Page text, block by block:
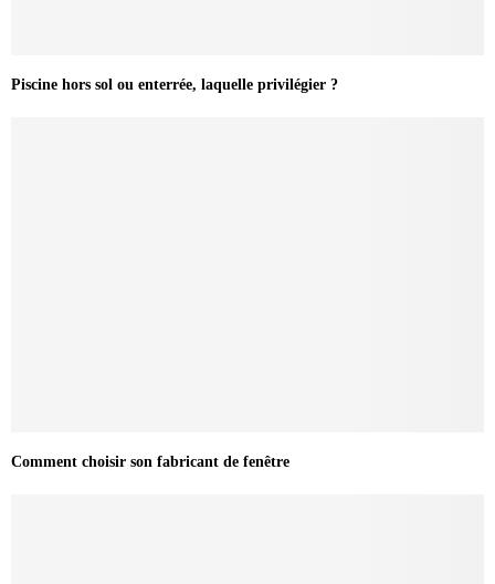
Piscine hors sol ou enterrée, laquelle privilégier ?
Comment choisir son fabricant de fenêtre